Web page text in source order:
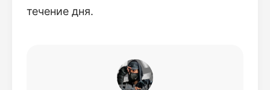
течение дня.